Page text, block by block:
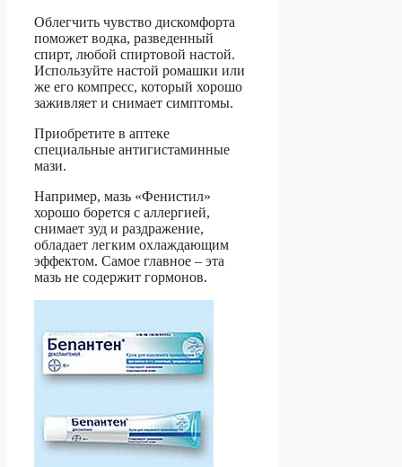
Облегчить чувство дискомфорта
поможет водка, разведенный
спирт, любой спиртовой настой.
Используйте настой ромашки или
же его компресс, который хорошо
заживляет и снимает симптомы.
Приобретите в аптеке
специальные антигистаминные
мази.
Например, мазь «Фенистил»
хорошо борется с аллергией,
снимает зуд и раздражение,
обладает легким охлаждающим
эффектом. Самое главное – эта
мазь не содержит гормонов.